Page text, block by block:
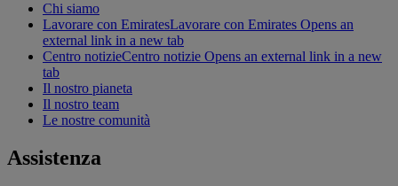
Chi siamo
Lavorare con EmiratesLavorare con Emirates Opens an
external link in a new tab
Centro notizieCentro notizie Opens an external link in a new
tab
Il nostro pianeta
Il nostro team
Le nostre comunità
Assistenza